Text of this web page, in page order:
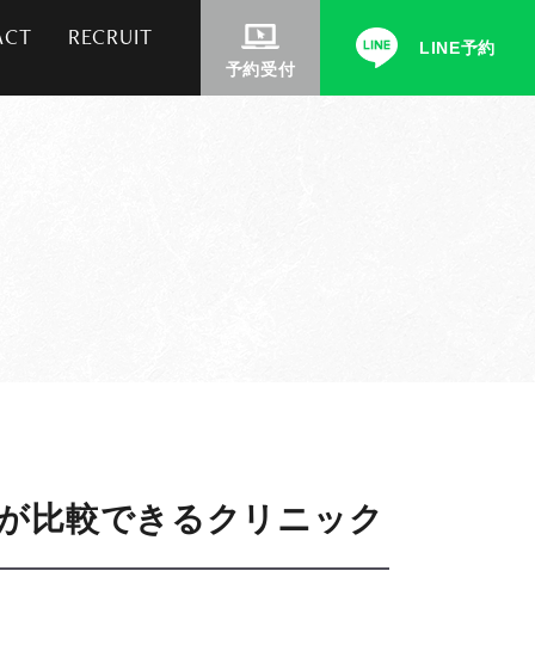
RECRUIT
予約受付
LINE予約
比較できるクリニック